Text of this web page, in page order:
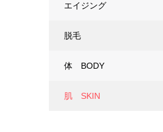
エイジング
脱毛
体 BODY
肌 SKIN